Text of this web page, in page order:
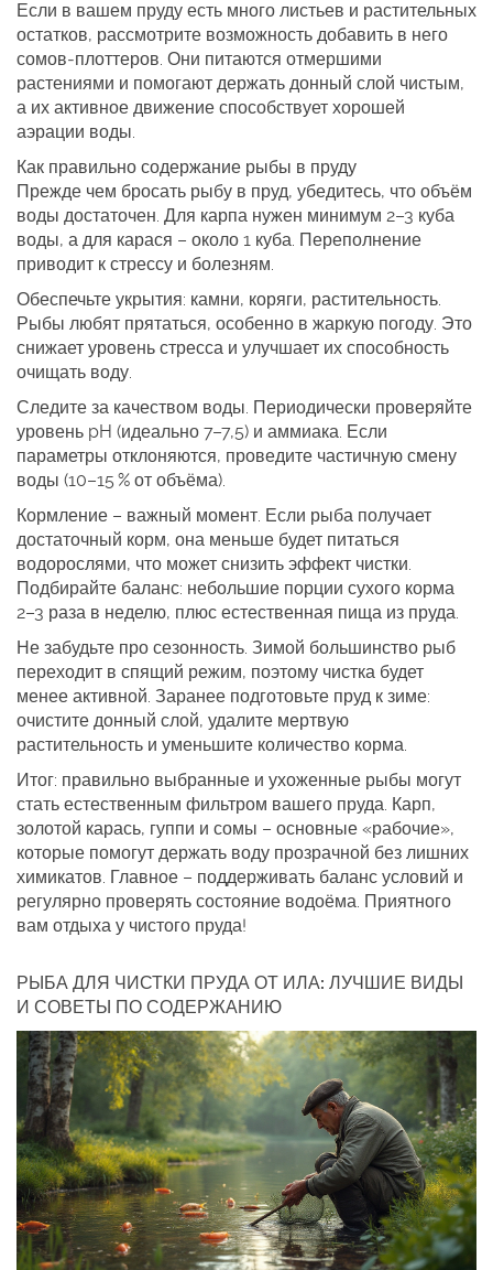
Если в вашем пруду есть много листьев и растительных
остатков, рассмотрите возможность добавить в него
сомов‑плоттеров. Они питаются отмершими
растениями и помогают держать донный слой чистым,
а их активное движение способствует хорошей
аэрации воды.
Как правильно содержание рыбы в пруду
Прежде чем бросать рыбу в пруд, убедитесь, что объём
воды достаточен. Для карпа нужен минимум 2–3 куба
воды, а для карася – около 1 куба. Переполнение
приводит к стрессу и болезням.
Обеспечьте укрытия: камни, коряги, растительность.
Рыбы любят прятаться, особенно в жаркую погоду. Это
снижает уровень стресса и улучшает их способность
очищать воду.
Следите за качеством воды. Периодически проверяйте
уровень pH (идеально 7–7,5) и аммиака. Если
параметры отклоняются, проведите частичную смену
воды (10–15 % от объёма).
Кормление – важный момент. Если рыба получает
достаточный корм, она меньше будет питаться
водорослями, что может снизить эффект чистки.
Подбирайте баланс: небольшие порции сухого корма
2–3 раза в неделю, плюс естественная пища из пруда.
Не забудьте про сезонность. Зимой большинство рыб
переходит в спящий режим, поэтому чистка будет
менее активной. Заранее подготовьте пруд к зиме:
очистите донный слой, удалите мертвую
растительность и уменьшите количество корма.
Итог: правильно выбранные и ухоженные рыбы могут
стать естественным фильтром вашего пруда. Карп,
золотой карась, гуппи и сомы – основные «рабочие»,
которые помогут держать воду прозрачной без лишних
химикатов. Главное – поддерживать баланс условий и
регулярно проверять состояние водоёма. Приятного
вам отдыха у чистого пруда!
РЫБА ДЛЯ ЧИСТКИ ПРУДА ОТ ИЛА: ЛУЧШИЕ ВИДЫ
И СОВЕТЫ ПО СОДЕРЖАНИЮ